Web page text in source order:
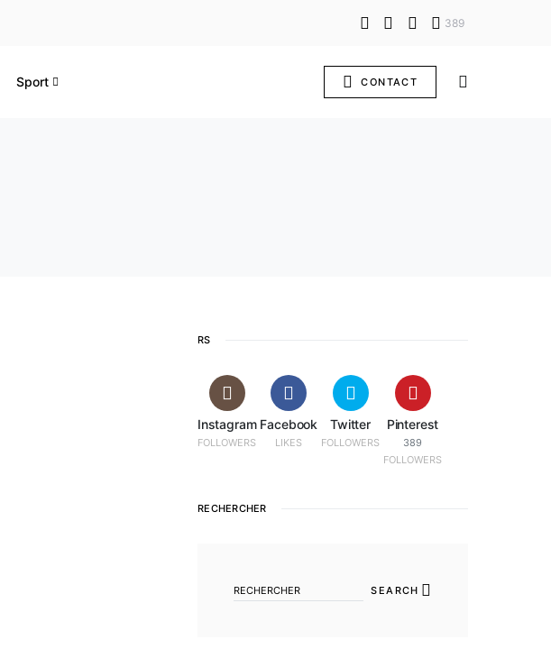
389
Sport CONTACT
RS
Instagram
FOLLOWERS
Facebook
LIKES
Twitter
FOLLOWERS
Pinterest
389
FOLLOWERS
RECHERCHER
SEARCH